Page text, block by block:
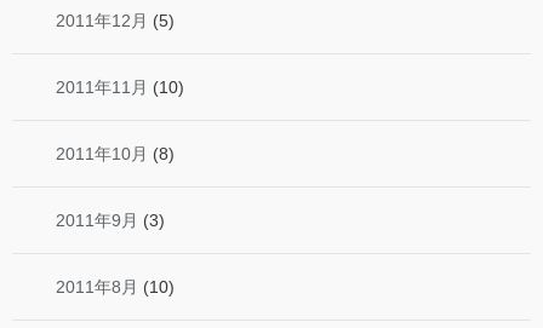
2011年12月 (5)
2011年11月 (10)
2011年10月 (8)
2011年9月 (3)
2011年8月 (10)